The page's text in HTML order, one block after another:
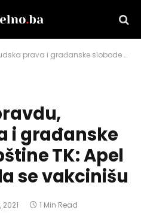
slobode Skupštine TK: Apel građanima da se vakcinišu
i građanske
TK: Apel
se vakcinišu
2021 1 Min Read